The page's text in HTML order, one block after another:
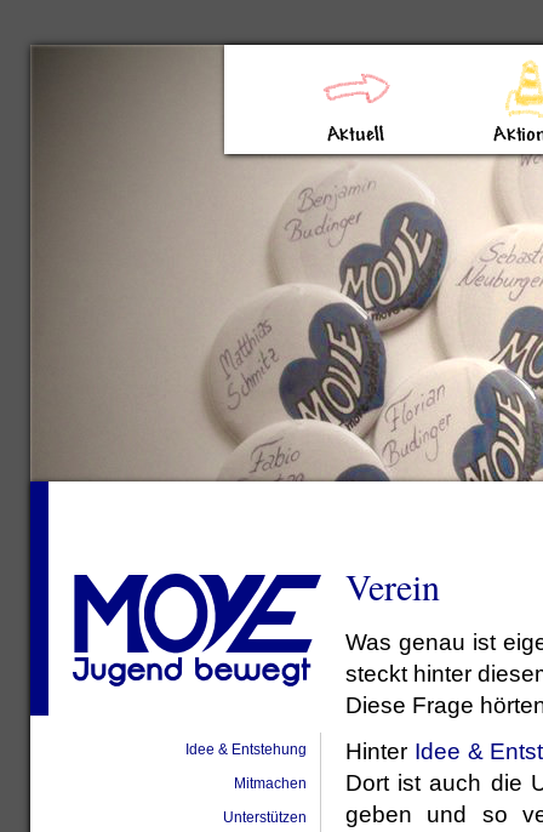
Direkt zum Inhalt
Verein
Was genau ist
steckt hinter
Diese Frage
Hinter Idee &
Dort ist auch die
geben und so
Idee & Entstehung
Mitmachen
Unterstützen